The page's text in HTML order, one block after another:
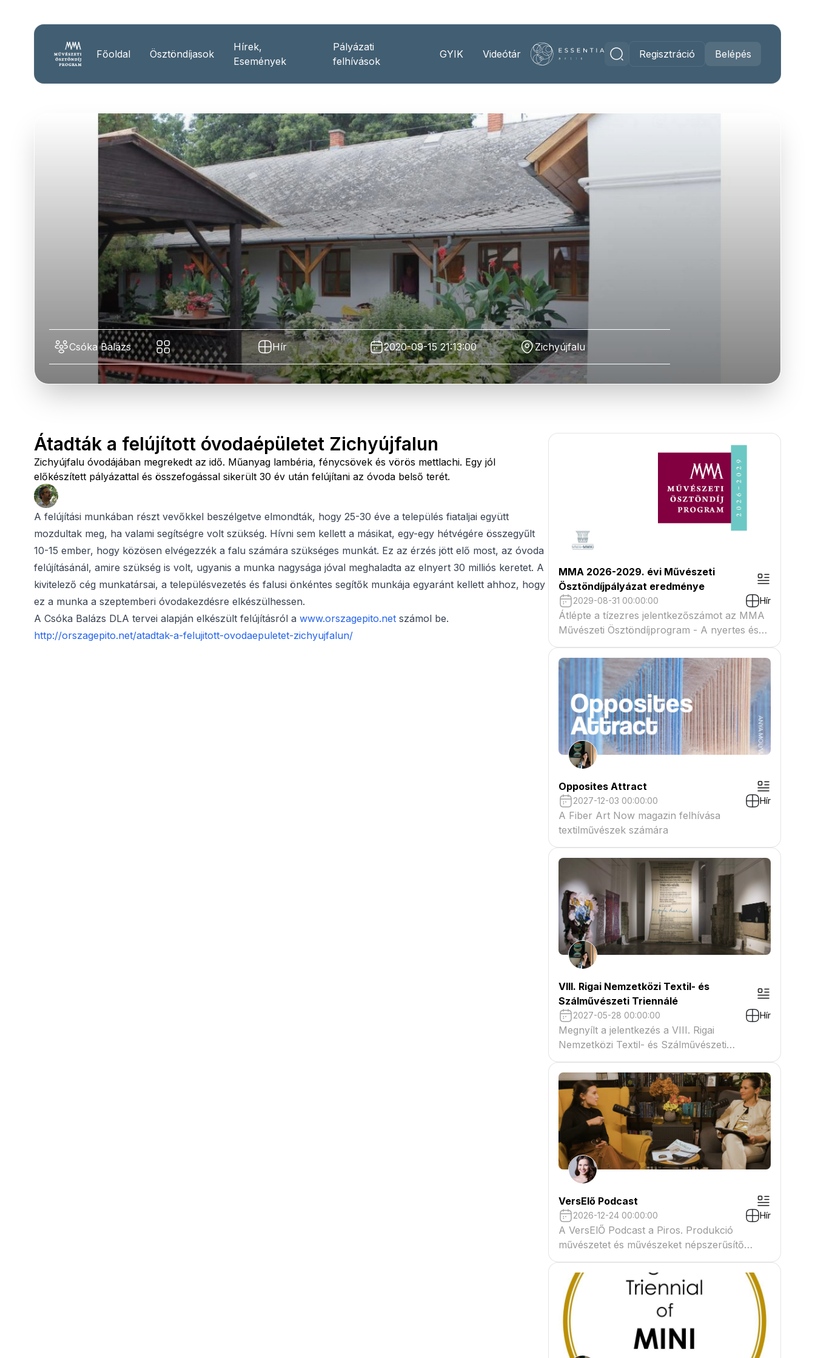
Főoldal Ösztöndíjasok
Hírek,
Események
Pályázati
felhívások
GYIK Videótár Regisztráció Belépés
Csóka Balázs Hír 2020-09-15 21:13:00 Zichyújfalu
Átadták a felújított óvodaépületet Zichyújfalun
Zichyújfalu óvodájában megrekedt az idő. Műanyag lambéria, fénycsövek és vörös mettlachi. Egy jól
előkészített pályázattal és összefogással sikerült 30 év után felújítani az óvoda belső terét.
A felújítási munkában részt vevőkkel beszélgetve elmondták, hogy 25-30 éve a település fiataljai együtt
mozdultak meg, ha valami segítségre volt szükség. Hívni sem kellett a másikat, egy-egy hétvégére összegyűlt
10-15 ember, hogy közösen elvégezzék a falu számára szükséges munkát. Ez az érzés jött elő most, az óvoda
felújításánál, amire szükség is volt, ugyanis a munka nagysága jóval meghaladta az elnyert 30 milliós keretet. A
kivitelező cég munkatársai, a településvezetés és falusi önkéntes segítők munkája egyaránt kellett ahhoz, hogy
ez a munka a szeptemberi óvodakezdésre elkészülhessen.
A Csóka Balázs DLA tervei alapján elkészült felújításról a www.orszagepito.net számol be.
http://orszagepito.net/atadtak-a-felujitott-ovodaepuletet-zichyujfalun/
MMA 2026-2029. évi Művészeti
Ösztöndíjpályázat eredménye
2029-08-31 00:00:00 Hír
Átlépte a tízezres jelentkezőszámot az MMA
Művészeti Ösztöndíjprogram - A nyertes és
tartaléklistás pályázók névsora megtekinthető
a csatolmányban
Opposites Attract
2027-12-03 00:00:00 Hír
A Fiber Art Now magazin felhívása
textilművészek számára
VIII. Rigai Nemzetközi Textil- és
Szálművészeti Triennálé
2027-05-28 00:00:00 Hír
Megnyílt a jelentkezés a VIII. Rigai
Nemzetközi Textil- és Szálművészeti
Triennáléra
VersElő Podcast
2026-12-24 00:00:00 Hír
A VersElŐ Podcast a Piros. Produkció
művészetet és művészeket népszerűsítő
beszélgető műsora